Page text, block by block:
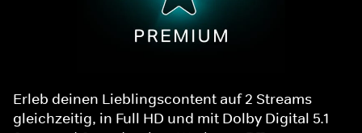
Erleb deinen Lieblingscontent auf 2 Streams
gleichzeitig, in Full HD und mit Dolby Digital 5.1